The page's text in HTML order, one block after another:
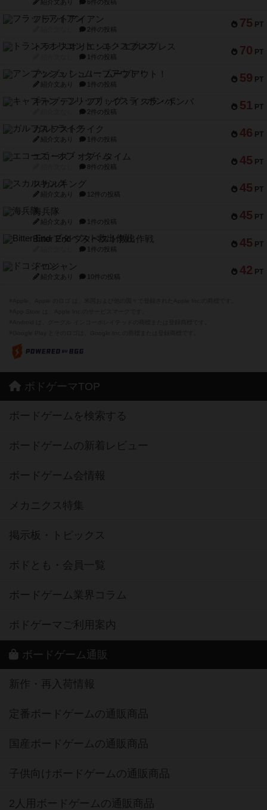
紹介文あり 6件の投稿
75 PT
フラットアイアン
2件の投稿
70 PT
トランスオリエント・エクスプレス
1件の投稿
59 PT
アンブッシュ！：ムーブアウト！
紹介文あり 1件の投稿
51 PT
キャプテン・フリップ：イスラ・ボンバ
2件の投稿
46 PT
ガルフストライク
紹介文あり 1件の投稿
45 PT
エコーズ・オブ・タイム
8件の投稿
45 PT
スカルキング
紹介文あり 12件の投稿
45 PT
海兵隊
紹介文あり 1件の投稿
45 PT
Bitter End ブタペスト救出作戦
1件の投稿
42 PT
ドコジャン
紹介文あり 10件の投稿
ボドゲーマTOP
ボードゲームを検索する
ボードゲームの新着レビュー
ボードゲーム会情報
メカニクス特集
掲示板・トピックス
ボドとも・会員一覧
ボードゲーム業界コラム
ボドゲーマご利用案内
ボードゲーム通販
新作・再入荷情報
定番ボードゲームの通販商品
国産ボードゲームの通販商品
子供向けボードゲームの通販商品
2人用ボードゲームの通販商品